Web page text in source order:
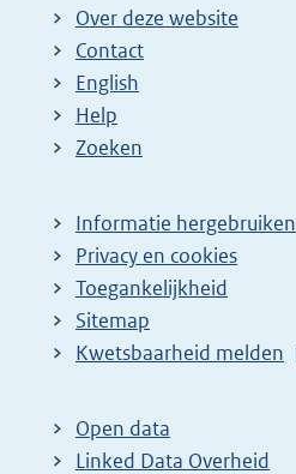
Over deze website
Contact
English
Help
Zoeken
Informatie hergebruiken
Privacy en cookies
Toegankelijkheid
Sitemap
E
t
e
Kwetsbaarheid melden
Open data
Linked Data Overheid